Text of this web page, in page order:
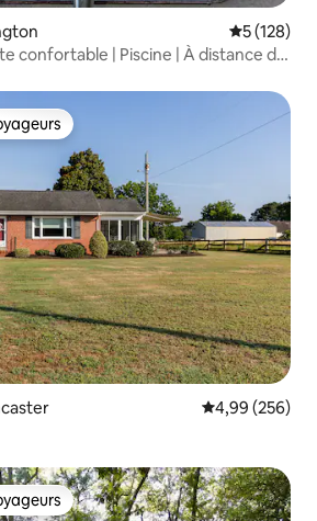
Évaluation
5 (128)
confortable | Piscine | À distance de
les plus appréciés
Évaluation
4,99 (256)
les plus appréciés